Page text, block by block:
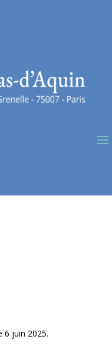
6 juin 2025.